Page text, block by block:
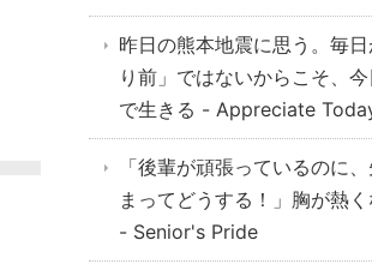
昨日の熊本地震に思う。毎
り前」ではないからこそ、
で生きる - Appreciate
「後輩が頑張っているのに
まってどうする！」胸が熱
- Senior's Pride